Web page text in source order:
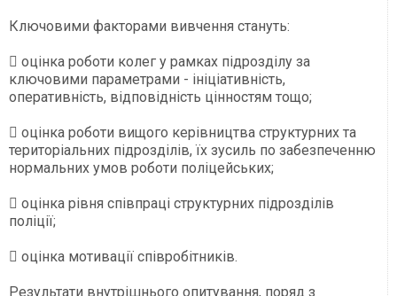
Ключовими факторами вивчення стануть:
 оцінка роботи колег у рамках підрозділу за
ключовими параметрами - ініціативність,
оперативність, відповідність цінностям тощо;
 оцінка роботи вищого керівництва структурних та
територіальних підрозділів, їх зусиль по забезпеченню
нормальних умов роботи поліцейських;
 оцінка рівня співпраці структурних підрозділів
поліції;
 оцінка мотивації співробітників.
Результати внутрішнього опитування, поряд з